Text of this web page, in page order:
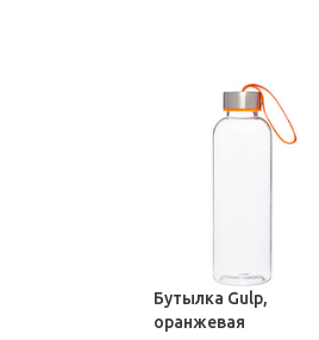
Бутылка Gulp,
оранжевая